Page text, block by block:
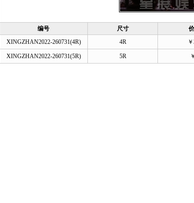
编号 尺寸
XINGZHAN2022-260731(4R)
4R
XINGZHAN2022-260731(5R) 5R